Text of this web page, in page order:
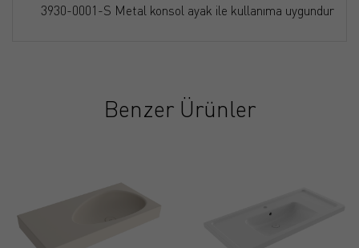
3930-0001-S Metal konsol ayak ile kullanıma uygundur
Benzer Ürünler